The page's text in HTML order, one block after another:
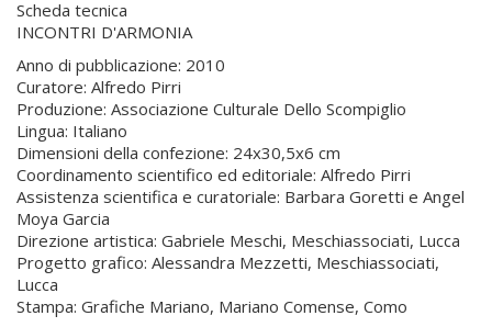
Scheda tecnica
INCONTRI D'ARMONIA
Anno di pubblicazione: 2010
Curatore: Alfredo Pirri
Produzione: Associazione Culturale Dello Scompiglio
Lingua: Italiano
Dimensioni della confezione: 24x30,5x6 cm
Coordinamento scientifico ed editoriale: Alfredo Pirri
Assistenza scientifica e curatoriale: Barbara Goretti e Angel
Moya Garcia
Direzione artistica: Gabriele Meschi, Meschiassociati, Lucca
Progetto grafico: Alessandra Mezzetti, Meschiassociati,
Lucca
Stampa: Grafiche Mariano, Mariano Comense, Como